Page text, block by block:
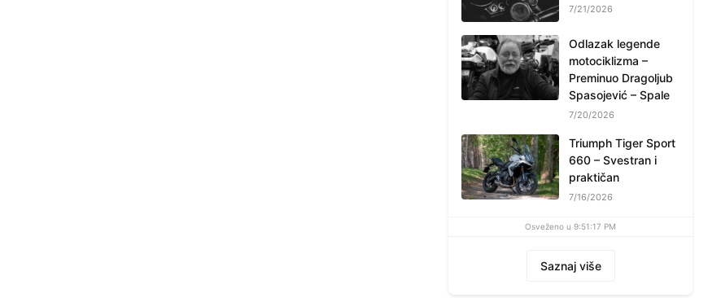
7/21/2026
Odlazak legende
motociklizma –
Preminuo Dragoljub
Spasojević – Spale
7/20/2026
Triumph Tiger Sport
660 – Svestran i
praktičan
7/16/2026
Osveženo u 9:51:17 PM
Saznaj više